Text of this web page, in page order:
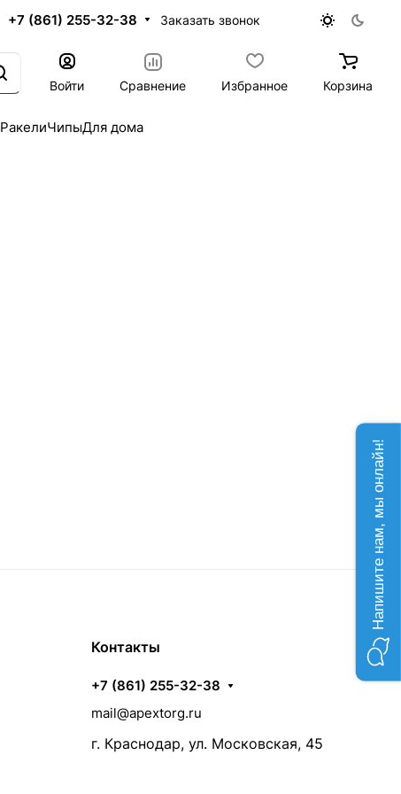
+7 (861) 255-32-38 Заказать звонок
Войти
Сравнение Избранное Корзина
РакелиЧипыДля дома
Контакты
+7 (861) 255-32-38
mail@apextorg.ru
г. Краснодар, ул. Московская, 45
Напишите нам, мы онлайн!